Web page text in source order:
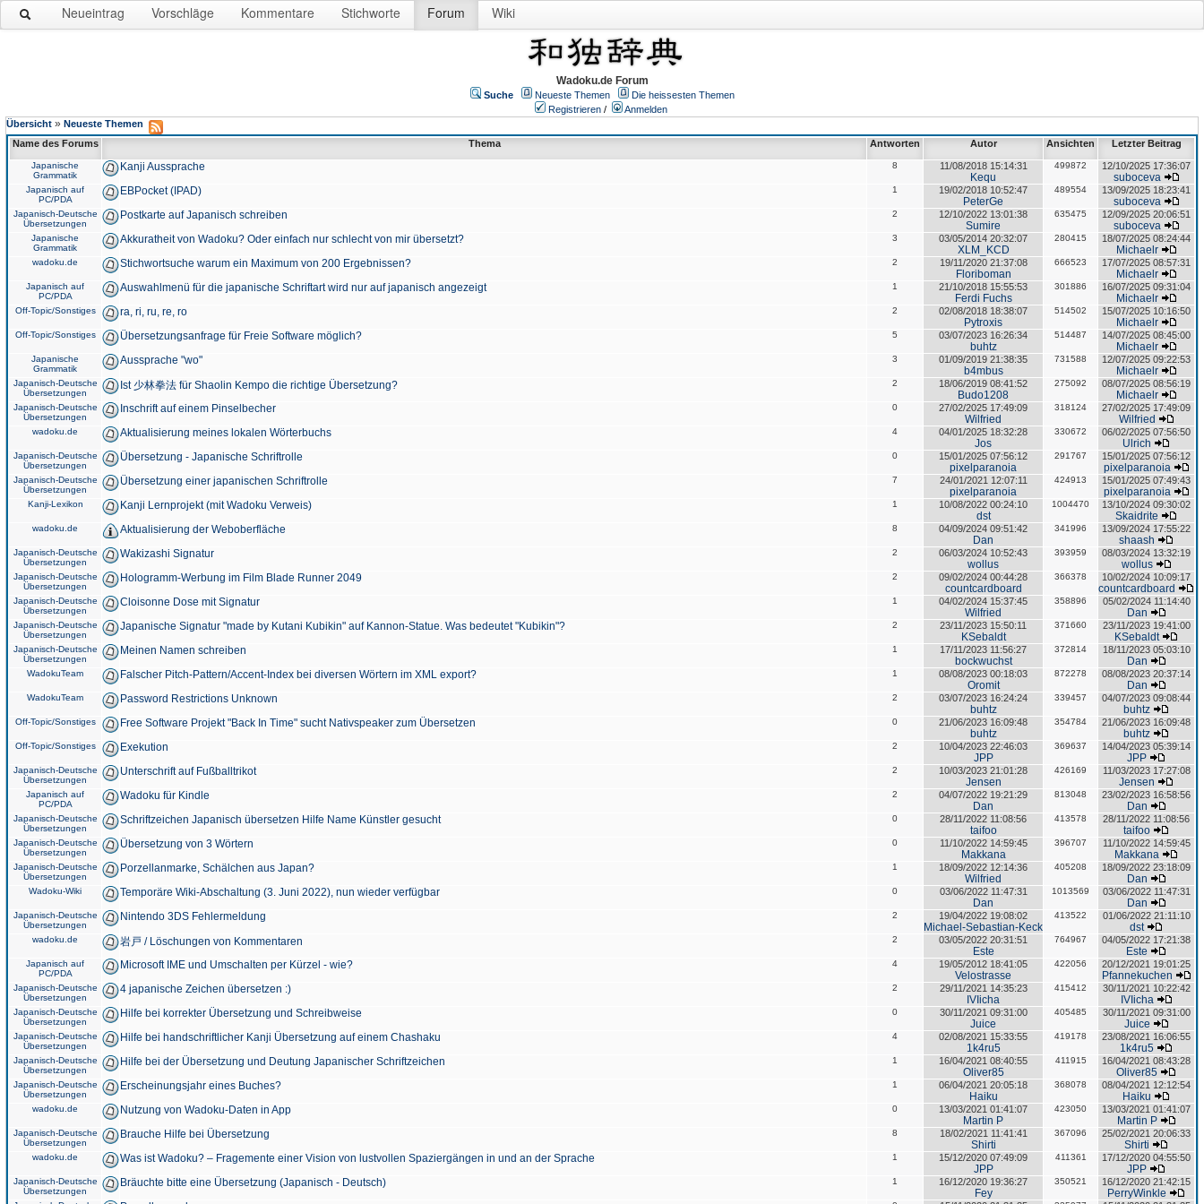
Neueintrag Vorschläge Kommentare Stichworte Forum Wiki
Wadoku.de Forum
Suche Neueste Themen
Die heissesten Themen
Registrieren /
Anmelden
Übersicht » Neueste Themen
Name des Forums
Thema Antworten Autor Ansichten Letzter Beitrag
Japanische
Grammatik
Kanji Aussprache 8 11/08/2018 15:14:31
Kequ
499872 12/10/2025 17:36:07
suboceva
Japanisch auf
PC/PDA
EBPocket (IPAD) 1 19/02/2018 10:52:47
PeterGe
489554 13/09/2025 18:23:41
suboceva
Japanisch-Deutsche
Übersetzungen
Postkarte auf Japanisch schreiben 2 12/10/2022 13:01:38
Sumire
635475 12/09/2025 20:06:51
suboceva
Japanische
Grammatik
Akkuratheit von Wadoku? Oder einfach nur schlecht von mir übersetzt? 3 03/05/2014 20:32:07
XLM_KCD
280415 18/07/2025 08:24:44
Michaelr
wadoku.de Stichwortsuche warum ein Maximum von 200 Ergebnissen? 2 19/11/2020 21:37:08
Floriboman
666523 17/07/2025 08:57:31
Michaelr
Japanisch auf
PC/PDA
Auswahlmenü für die japanische Schriftart wird nur auf japanisch angezeigt 1 21/10/2018 15:55:53
Ferdi Fuchs
301886 16/07/2025 09:31:04
Michaelr
Off-Topic/Sonstiges ra, ri, ru, re, ro 2 02/08/2018 18:38:07
Pytroxis
514502 15/07/2025 10:16:50
Michaelr
Off-Topic/Sonstiges Übersetzungsanfrage für Freie Software möglich? 5 03/07/2023 16:26:34
buhtz
514487 14/07/2025 08:45:00
Michaelr
Japanische
Grammatik
Aussprache "wo" 3 01/09/2019 21:38:35
b4mbus
731588 12/07/2025 09:22:53
Michaelr
Japanisch-Deutsche
Übersetzungen
Ist 少林拳法 für Shaolin Kempo die richtige Übersetzung? 2 18/06/2019 08:41:52
Budo1208
275092 08/07/2025 08:56:19
Michaelr
Japanisch-Deutsche
Übersetzungen
Inschrift auf einem Pinselbecher 0 27/02/2025 17:49:09
Wilfried
318124 27/02/2025 17:49:09
Wilfried
wadoku.de Aktualisierung meines lokalen Wörterbuchs 4 04/01/2025 18:32:28
Jos
330672 06/02/2025 07:56:50
Ulrich
Japanisch-Deutsche
Übersetzungen
Übersetzung - Japanische Schriftrolle 0 15/01/2025 07:56:12
pixelparanoia
291767 15/01/2025 07:56:12
pixelparanoia
Japanisch-Deutsche
Übersetzungen
Übersetzung einer japanischen Schriftrolle 7 24/01/2021 12:07:11
pixelparanoia
424913 15/01/2025 07:49:43
pixelparanoia
Kanji-Lexikon Kanji Lernprojekt (mit Wadoku Verweis) 1 10/08/2022 00:24:10
dst
1004470 13/10/2024 09:30:02
Skaidrite
wadoku.de Aktualisierung der Weboberfläche 8 04/09/2024 09:51:42
Dan
341996 13/09/2024 17:55:22
shaash
Japanisch-Deutsche
Übersetzungen
Wakizashi Signatur 2 06/03/2024 10:52:43
wollus
393959 08/03/2024 13:32:19
wollus
Japanisch-Deutsche
Übersetzungen
Hologramm-Werbung im Film Blade Runner 2049 2 09/02/2024 00:44:28
countcardboard
366378 10/02/2024 10:09:17
countcardboard
Japanisch-Deutsche
Übersetzungen
Cloisonne Dose mit Signatur 1 04/02/2024 15:37:45
Wilfried
358896 05/02/2024 11:14:40
Dan
Japanisch-Deutsche
Übersetzungen
Japanische Signatur "made by Kutani Kubikin" auf Kannon-Statue. Was bedeutet "Kubikin"? 2 23/11/2023 15:50:11
KSebaldt
371660 23/11/2023 19:41:00
KSebaldt
Japanisch-Deutsche
Übersetzungen
Meinen Namen schreiben 1 17/11/2023 11:56:27
bockwuchst
372814 18/11/2023 05:03:10
Dan
WadokuTeam Falscher Pitch-Pattern/Accent-Index bei diversen Wörtern im XML export? 1 08/08/2023 00:18:03
Oromit
872278 08/08/2023 20:37:14
Dan
WadokuTeam Password Restrictions Unknown 2 03/07/2023 16:24:24
buhtz
339457 04/07/2023 09:08:44
buhtz
Off-Topic/Sonstiges Free Software Projekt "Back In Time" sucht Nativspeaker zum Übersetzen 0 21/06/2023 16:09:48
buhtz
354784 21/06/2023 16:09:48
buhtz
Off-Topic/Sonstiges Exekution 2 10/04/2023 22:46:03
JPP
369637 14/04/2023 05:39:14
JPP
Japanisch-Deutsche
Übersetzungen
Unterschrift auf Fußballtrikot 2 10/03/2023 21:01:28
Jensen
426169 11/03/2023 17:27:08
Jensen
Japanisch auf
PC/PDA
Wadoku für Kindle 2 04/07/2022 19:21:29
Dan
813048 23/02/2023 16:58:56
Dan
Japanisch-Deutsche
Übersetzungen
Schriftzeichen Japanisch übersetzen Hilfe Name Künstler gesucht 0 28/11/2022 11:08:56
taifoo
413578 28/11/2022 11:08:56
taifoo
Japanisch-Deutsche
Übersetzungen
Übersetzung von 3 Wörtern 0 11/10/2022 14:59:45
Makkana
396707 11/10/2022 14:59:45
Makkana
Japanisch-Deutsche
Übersetzungen
Porzellanmarke, Schälchen aus Japan? 1 18/09/2022 12:14:36
Wilfried
405208 18/09/2022 23:18:09
Dan
Wadoku-Wiki Temporäre Wiki-Abschaltung (3. Juni 2022), nun wieder verfügbar 0 03/06/2022 11:47:31
Dan
1013569 03/06/2022 11:47:31
Dan
Japanisch-Deutsche
Übersetzungen
Nintendo 3DS Fehlermeldung 2 19/04/2022 19:08:02
Michael-Sebastian-Keck
413522 01/06/2022 21:11:10
dst
wadoku.de 岩戸 / Löschungen von Kommentaren 2 03/05/2022 20:31:51
Este
764967 04/05/2022 17:21:38
Este
Japanisch auf
PC/PDA
Microsoft IME und Umschalten per Kürzel - wie? 4 19/05/2012 18:41:05
Velostrasse
422056 20/12/2021 19:01:25
Pfannekuchen
Japanisch-Deutsche
Übersetzungen
4 japanische Zeichen übersetzen :) 2 29/11/2021 14:35:23
IVIicha
415412 30/11/2021 10:22:42
IVIicha
Japanisch-Deutsche
Übersetzungen
Hilfe bei korrekter Übersetzung und Schreibweise 0 30/11/2021 09:31:00
Juice
405485 30/11/2021 09:31:00
Juice
Japanisch-Deutsche
Übersetzungen
Hilfe bei handschriftlicher Kanji Übersetzung auf einem Chashaku 4 02/08/2021 15:33:55
1k4ru5
419178 23/08/2021 16:06:55
1k4ru5
Japanisch-Deutsche
Übersetzungen
Hilfe bei der Übersetzung und Deutung Japanischer Schriftzeichen 1 16/04/2021 08:40:55
Oliver85
411915 16/04/2021 08:43:28
Oliver85
Japanisch-Deutsche
Übersetzungen
Erscheinungsjahr eines Buches? 1 06/04/2021 20:05:18
Haiku
368078 08/04/2021 12:12:54
Haiku
wadoku.de Nutzung von Wadoku-Daten in App 0 13/03/2021 01:41:07
Martin P
423050 13/03/2021 01:41:07
Martin P
Japanisch-Deutsche
Übersetzungen
Brauche Hilfe bei Übersetzung 8 18/02/2021 11:41:41
Shirti
367096 25/02/2021 20:06:33
Shirti
wadoku.de Was ist Wadoku? – Fragemente einer Vision von lustvollen Spaziergängen in und an der Sprache 1 15/12/2020 07:49:09
JPP
411361 17/12/2020 04:55:50
JPP
Japanisch-Deutsche
Übersetzungen
Bräuchte bitte eine Übersetzung (Japanisch - Deutsch) 1 16/12/2020 19:36:27
Fey
350521 16/12/2020 21:42:15
PerryWinkle